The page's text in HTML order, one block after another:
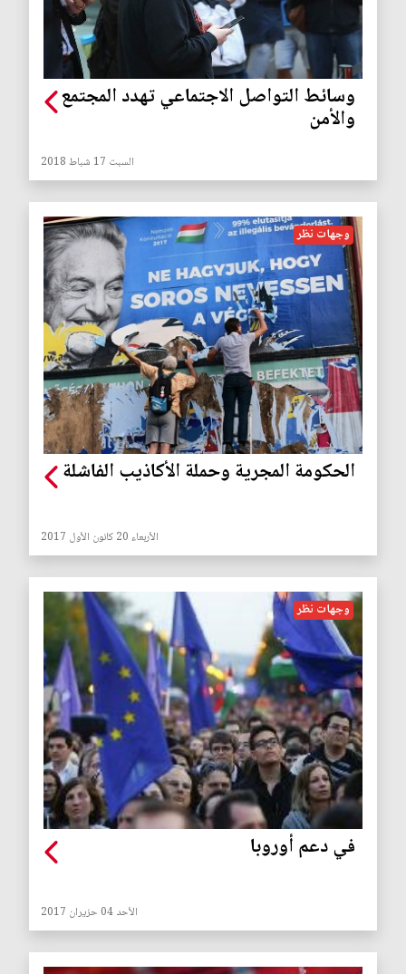
وسائط التواصل الاجتماعي تهدد المجتمع
والأمن
السبت 17 شباط 2018
وجهات نظر
الحكومة المجرية وحملة الأكاذيب الفاشلة
الأربعاء 20 كانون الأول 2017
وجهات نظر
في دعم أوروبا
الأحد 04 حزيران 2017